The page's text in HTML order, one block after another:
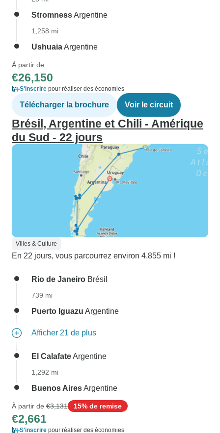
StromnessArgentine
1,258 mi
UshuaiaArgentine
À partir de
€26,150
S'inscrire pour réaliser des économies
Télécharger la brochure Voir le circuit
Brésil, Argentine et Chili - Amérique
du Sud - 22 jours
Villes & Culture
En 22 jours, vous parcourrez environ 4,855 mi !
Rio de Janeiro Brésil
739 mi
Puerto Iguazu Argentine
Afficher 21 de plus
El CalafateArgentine
1,292 mi
Buenos AiresArgentine
À partir de €3,131 15% de remise
€2,661
S'inscrire pour réaliser des économies